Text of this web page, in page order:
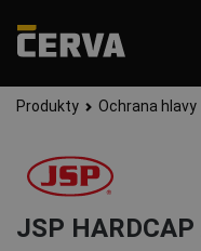
Produkty Ochrana hlavy
JSP